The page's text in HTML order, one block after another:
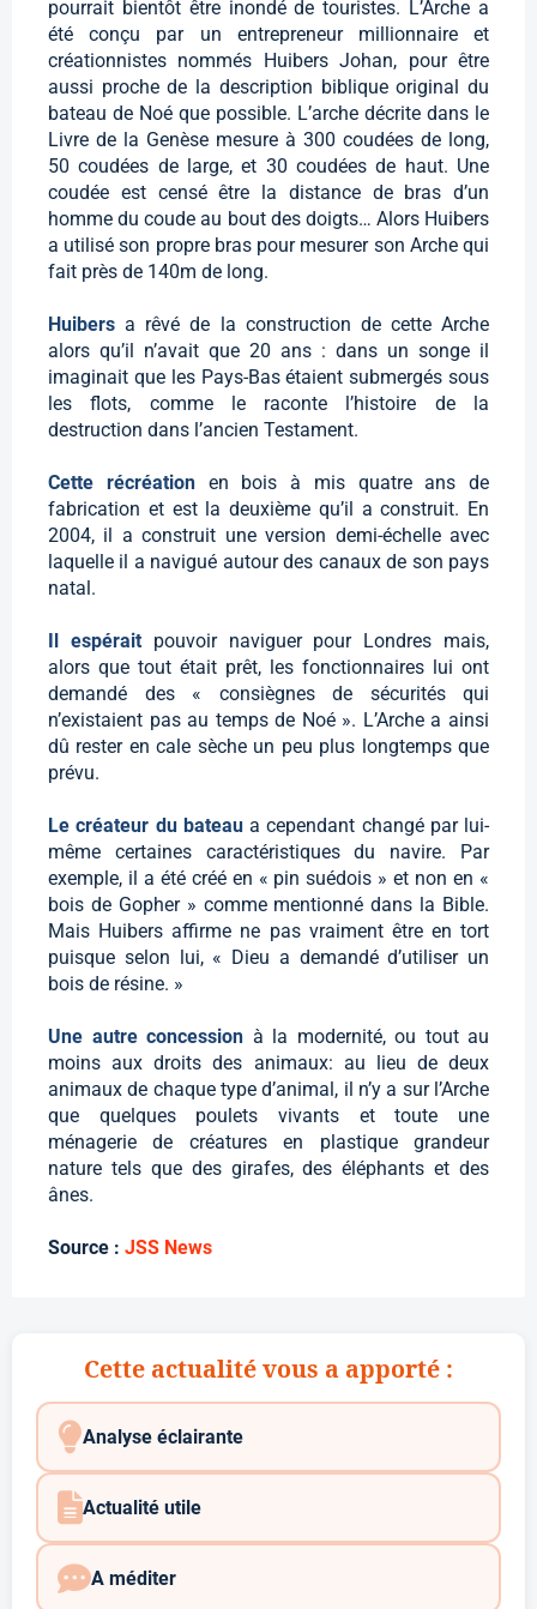
pourrait bientôt être inondé de touristes. L’Arche a
été conçu par un entrepreneur millionnaire et
créationnistes nommés Huibers Johan, pour être
aussi proche de la description biblique original du
bateau de Noé que possible. L’arche décrite dans le
Livre de la Genèse mesure à 300 coudées de long,
50 coudées de large, et 30 coudées de haut. Une
coudée est censé être la distance de bras d’un
homme du coude au bout des doigts… Alors Huibers
a utilisé son propre bras pour mesurer son Arche qui
fait près de 140m de long.
Huibersa rêvé de la construction de cette Arche
alors qu’il n’avait que 20 ans : dans un songe il
imaginait que les Pays-Bas étaient submergés sous
les flots, comme le raconte l’histoire de la
destruction dans l’ancien Testament.
Cette récréation en bois à mis quatre ans de
fabrication et est la deuxième qu’il a construit. En
2004, il a construit une version demi-échelle avec
laquelle il a navigué autour des canaux de son pays
natal.
Il espérait pouvoir naviguer pour Londres mais,
alors que tout était prêt, les fonctionnaires lui ont
demandé des « consiègnes de sécurités qui
n’existaient pas au temps de Noé ». L’Arche a ainsi
dû rester en cale sèche un peu plus longtemps que
prévu.
Le créateur du bateau a cependant changé par lui-
même certaines caractéristiques du navire. Par
exemple, il a été créé en « pin suédois » et non en «
bois de Gopher » comme mentionné dans la Bible.
Mais Huibers affirme ne pas vraiment être en tort
puisque selon lui, « Dieu a demandé d’utiliser un
bois de résine. »
Une autre concession à la modernité, ou tout au
moins aux droits des animaux: au lieu de deux
animaux de chaque type d’animal, il n’y a sur l’Arche
que quelques poulets vivants et toute une
ménagerie de créatures en plastique grandeur
nature tels que des girafes, des éléphants et des
ânes.
Source : JSS News
Cette actualité vous a apporté :
Analyse éclairante
Actualité utile
A méditer